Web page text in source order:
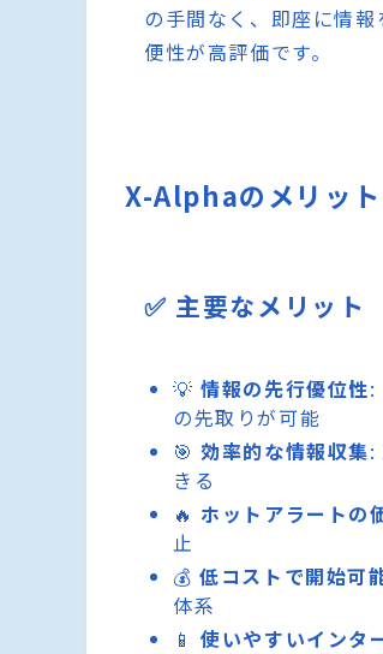
の手間なく、即座に情
便性が高評価です。
X-Alphaのメリット
✅ 主要なメリット
💡情報の先行優位性:
の先取りが可能
🎯効率的な情報収集:
きる
🔥 ホットアラートの
止
💰低コストで開始可
体系
📱使いやすいインタ